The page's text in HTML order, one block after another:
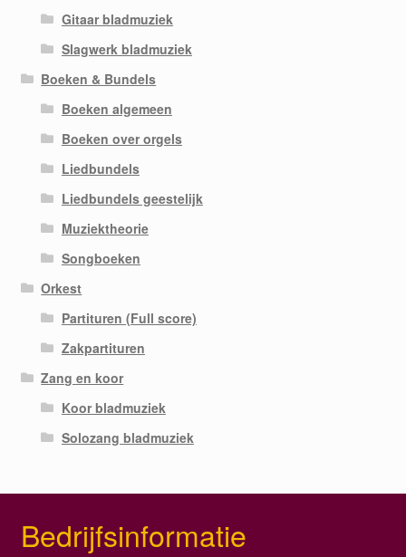
Gitaar bladmuziek
Slagwerk bladmuziek
Boeken & Bundels
Boeken algemeen
Boeken over orgels
Liedbundels
Liedbundels geestelijk
Muziektheorie
Songboeken
Orkest
Partituren (Full score)
Zakpartituren
Zang en koor
Koor bladmuziek
Solozang bladmuziek
Bedrijfsinformatie